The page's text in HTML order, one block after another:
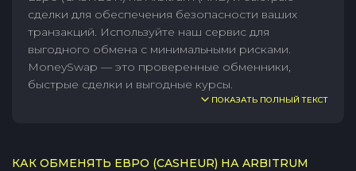
сделки для обеспечения безопасности ваших
транзакций. Используйте наш сервис для
выгодного обмена с минимальными рисками.
MoneySwap — это проверенные обменники,
быстрые сделки и выгодные курсы.
ПОКАЗАТЬ ПОЛНЫЙ ТЕКСТ
КАК ОБМЕНЯТЬ ЕВРО (CASHEUR) НА ARBITRUM